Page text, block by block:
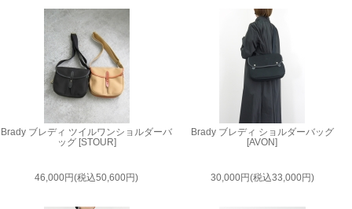
Brady ブレディ ツイルワンショルダーバ
ッグ [STOUR]
46,000円(税込50,600円)
Brady ブレディ ショルダーバッグ
[AVON]
30,000円(税込33,000円)